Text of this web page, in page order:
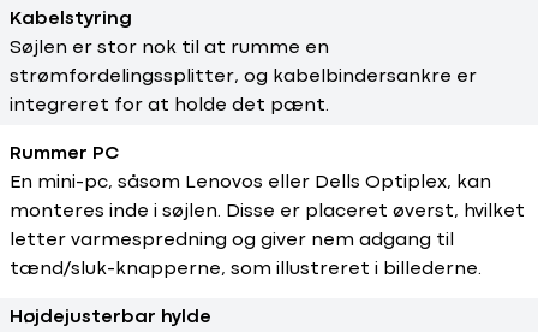
Kabelstyring
Søjlen er stor nok til at rumme en
strømfordelingssplitter, og kabelbindersankre er
integreret for at holde det pænt.
Rummer PC
En mini-pc, såsom Lenovos eller Dells Optiplex, kan
monteres inde i søjlen. Disse er placeret øverst, hvilket
letter varmespredning og giver nem adgang til
tænd/sluk-knapperne, som illustreret i billederne.
Højdejusterbar hylde